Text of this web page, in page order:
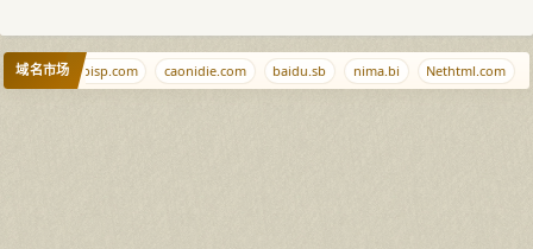
域名市场ispisp.com caonidie.com baidu.sb nima.bi Nethtml.com